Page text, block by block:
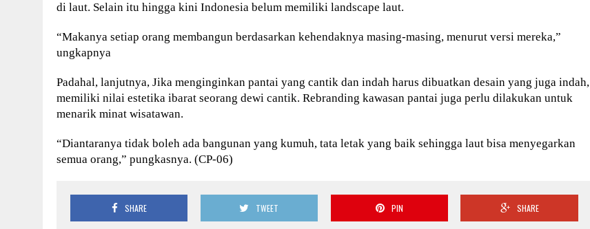
di laut. Selain itu hingga kini Indonesia belum memiliki landscape laut.
“Makanya setiap orang membangun berdasarkan kehendaknya masing-masing, menurut versi mereka,”
ungkapnya
Padahal, lanjutnya, Jika menginginkan pantai yang cantik dan indah harus dibuatkan desain yang juga indah,
memiliki nilai estetika ibarat seorang dewi cantik. Rebranding kawasan pantai juga perlu dilakukan untuk
menarik minat wisatawan.
“Diantaranya tidak boleh ada bangunan yang kumuh, tata letak yang baik sehingga laut bisa menyegarkan
semua orang,” pungkasnya. (CP-06)
SHARE TWEET PIN SHARE